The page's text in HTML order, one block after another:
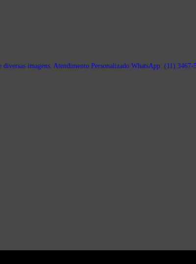
diversas imagens. Atendimento Personalizado WhatsApp: (11) 3467-